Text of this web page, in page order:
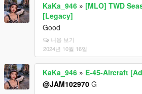
KaKa_946 » [MLO] TWD
[Legacy]
Good
내용 보기
2024년 10월 16일
KaKa_946 » E-45-Aircraft
@JAM102970 G